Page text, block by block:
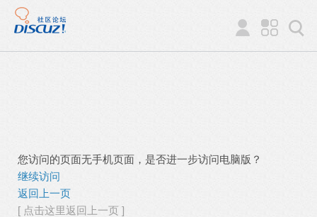
您访问的页面无手机页面，是否进一步访问电脑版？
继续访问
返回上一页
[ 点击这里返回上一页 ]